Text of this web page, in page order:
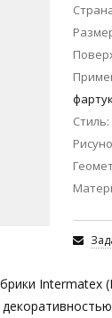
Стиль
Intermatex